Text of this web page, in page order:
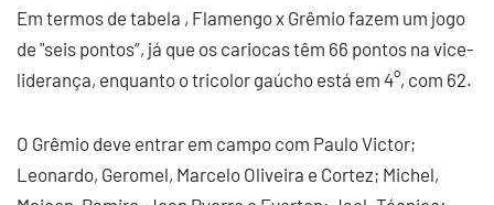
Em termos de tabela , Flamengo x Grêmio fazem um jogo
de "seis pontos”, já que os cariocas têm 66 pontos na vice-
liderança, enquanto o tricolor gaúcho está em 4°, com 62.
O Grêmio deve entrar em campo com Paulo Victor;
Leonardo, Geromel, Marcelo Oliveira e Cortez; Michel,